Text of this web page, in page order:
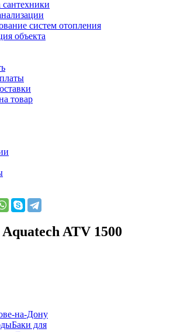
сантехники
систем отопления
объекта
товар
ATV 1500
на-Дону
Баки для